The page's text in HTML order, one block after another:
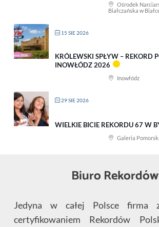
Ośrodek
Białczańska w
15 SIE 2026
KRÓLEWSKI SPŁYW – REKORD
INOWŁÓDZ 2026
Inowłódz
29 SIE 2026
WIELKIE BICIE REKORDU 67 W
Galeria
Biuro Rekordów
Jedyna w całej Polsce firma
certyfikowaniem Rekordów